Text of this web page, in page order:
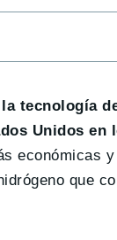
la tecnología
Unidos en
económicas
que